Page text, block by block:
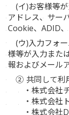
(イ)お客様等
アドレス、サー
Cookie、ADID
(ウ)入力フォ
様等が入力また
報およびメール
② 共同して利
・株式会社
・株式会社ト
・株式会社